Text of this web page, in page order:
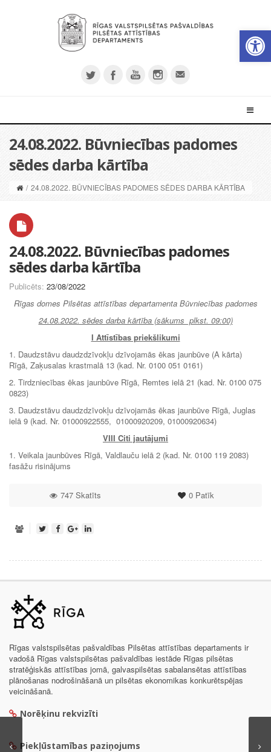
24.08.2022. Būvniecības padomes
sēdes darba kārtība
/ 24.08.2022. BŪVNIECĪBAS PADOMES SĒDES DARBA KĀRTĪBA
24.08.2022. Būvniecības padomes
sēdes darba kārtība
Publicēts: 23/08/2022
Rīgas domes Pilsētas attīstības departamenta Būvniecības padomes
24.08.2022. sēdes darba kārtība (sākums plkst. 09:00)
I Attīstības priekšlikumi
1. Daudzstāvu daudzdzīvokļu dzīvojamās ēkas jaunbūve (A kārta)
Rīgā, Zaķusalas krastmalā 13 (kad. Nr. 0100 051 0161)
2. Tirdzniecības ēkas jaunbūve Rīgā, Remtes ielā 21 (kad. Nr. 0100 075
0823)
3. Daudzstāvu daudzdzīvokļu dzīvojamās ēkas jaunbūve Rīgā, Juglas
ielā 9 (kad. Nr. 01000922555, 01000920209, 01000920634)
VIII Citi jautājumi
1. Veikala jaunbūves Rīgā, Valdlauču ielā 2 (kad. Nr. 0100 119 2083)
fasāžu risinājums
0Patīk
747 Skatīts
Rīgas valstspilsētas pašvaldības Pilsētas attīstības departaments ir
vadošā Rīgas valstspilsētas pašvaldības iestāde Rīgas pilsētas
stratēģiskās attīstības jomā, galvaspilsētas sabalansētas attīstības
plānošanas nodrošināšanā un pilsētas ekonomikas konkurētspējas
veicināšanā.
Norēķinu rekvizīti
Piekļūstamības paziņojums